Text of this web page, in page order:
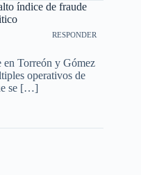
índice de fraude
RESPONDER
Torreón y Gómez
operativos de
se […]